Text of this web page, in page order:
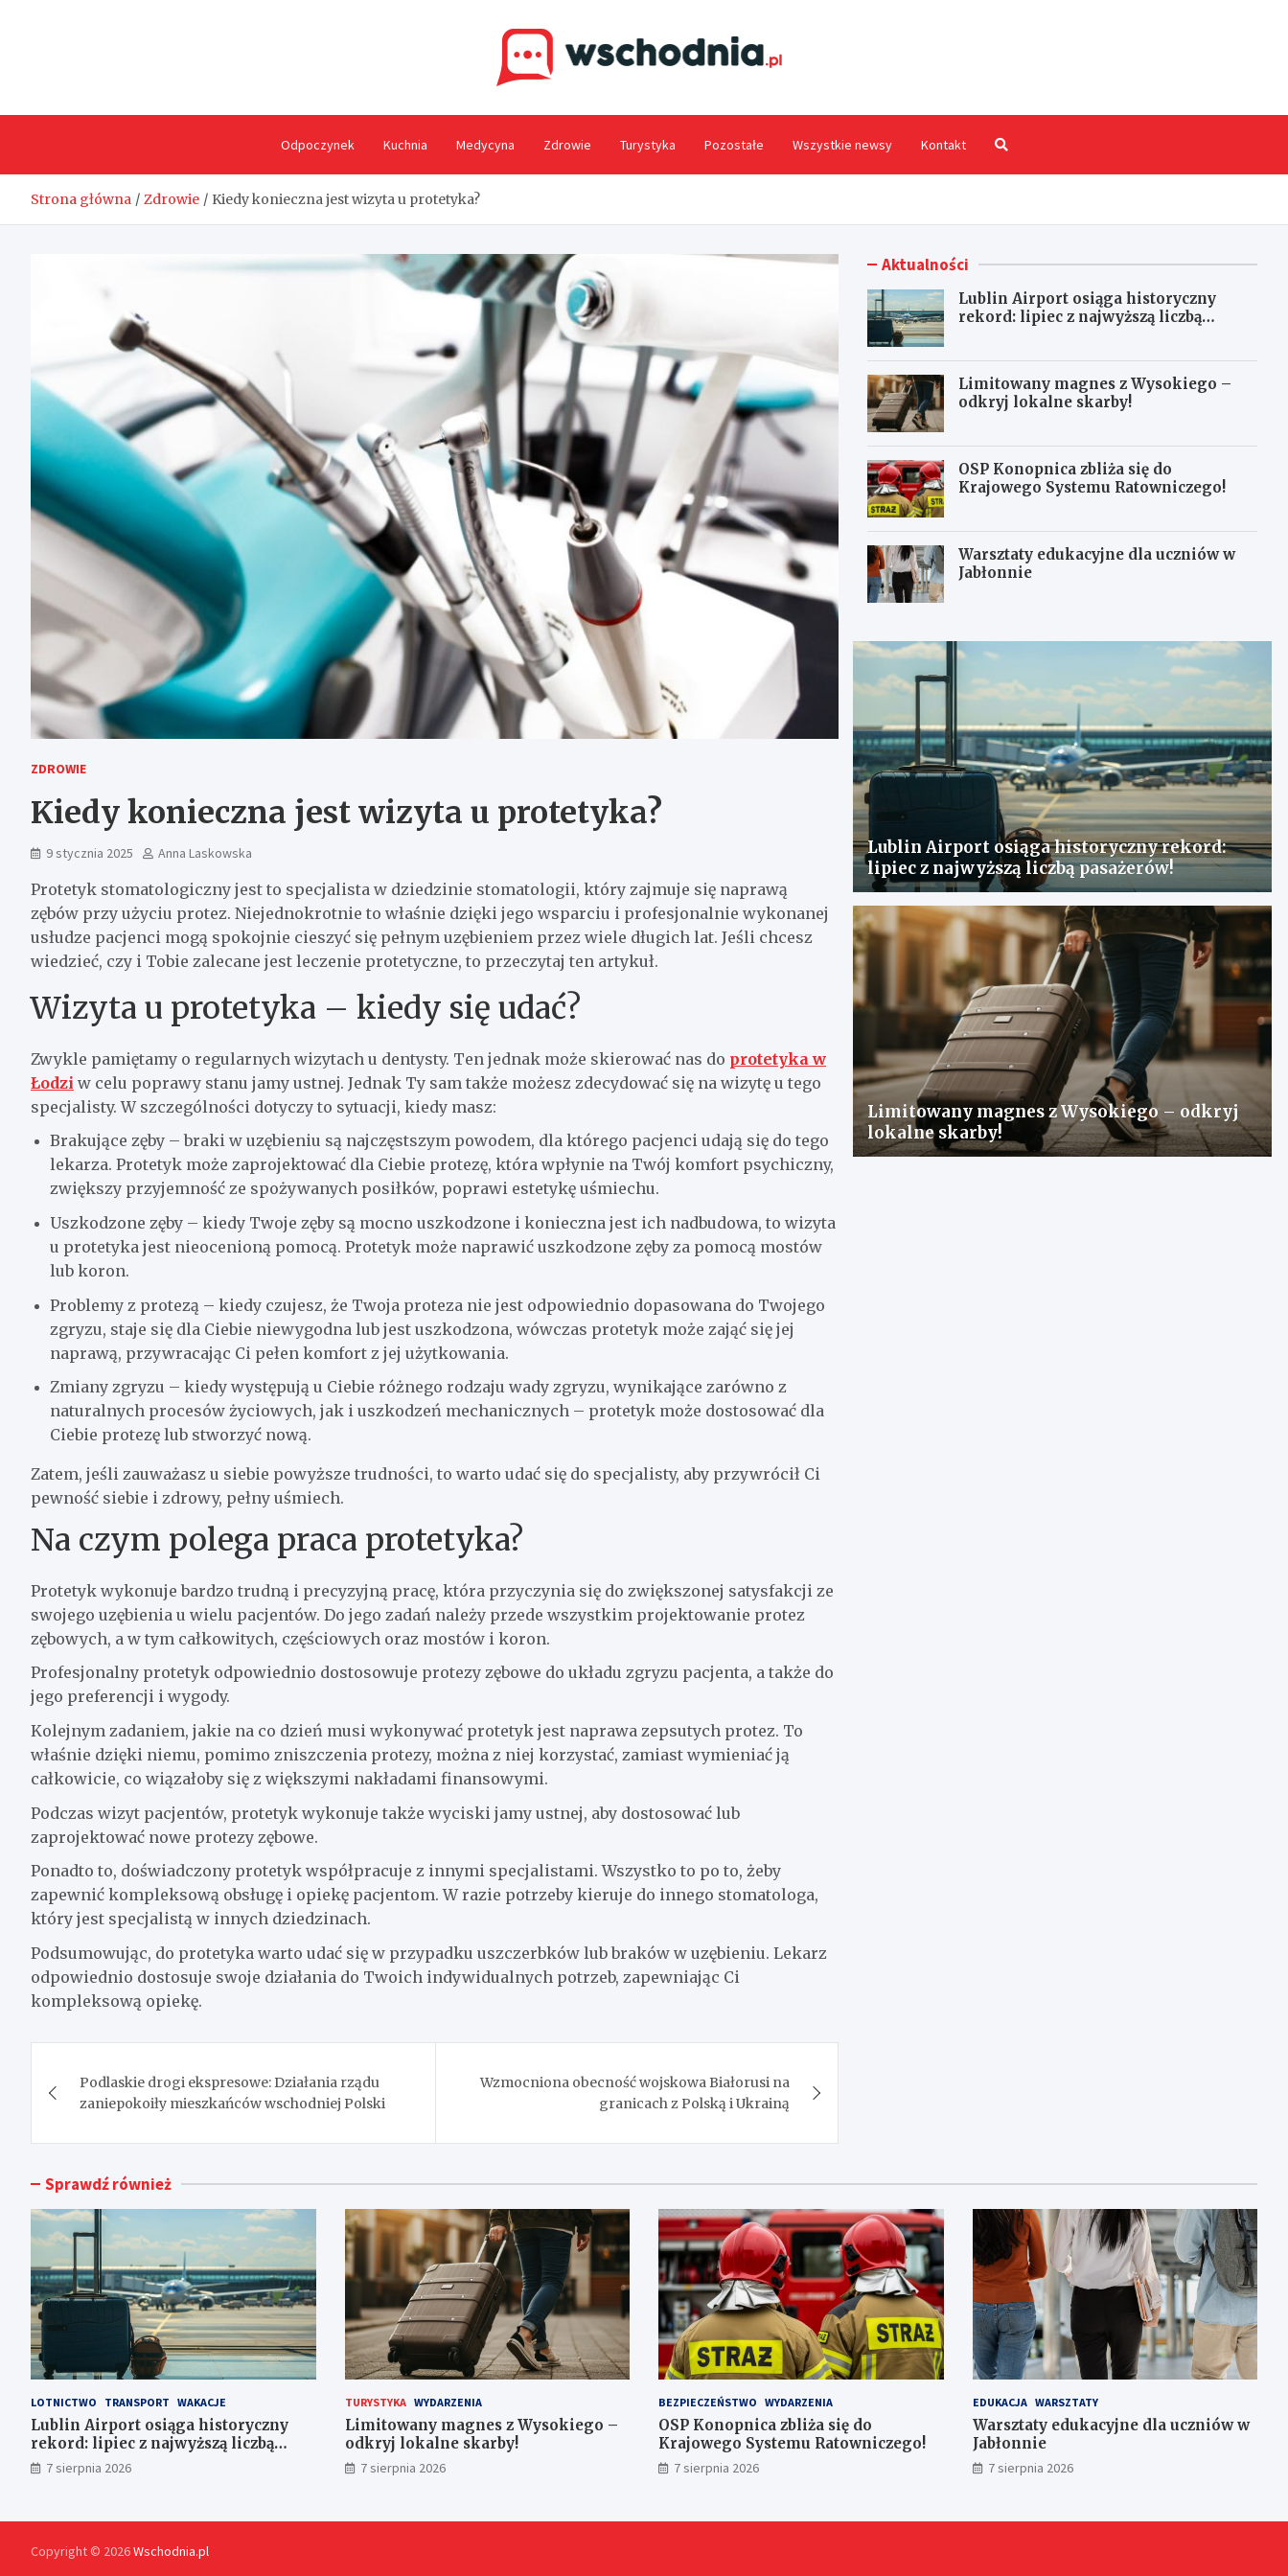
Odpoczynek Kuchnia Medycyna Zdrowie Turystyka Pozostałe Wszystkie newsy Kontakt
Strona główna Zdrowie Kiedy konieczna jest wizyta u protetyka?
ZDROWIE
Kiedy konieczna jest wizyta u protetyka?
9 stycznia 2025 Anna Laskowska
Protetyk stomatologiczny jest to specjalista w dziedzinie stomatologii, który zajmuje się naprawą
zębów przy użyciu protez. Niejednokrotnie to właśnie dzięki jego wsparciu i profesjonalnie wykonanej
usłudze pacjenci mogą spokojnie cieszyć się pełnym uzębieniem przez wiele długich lat. Jeśli chcesz
wiedzieć, czy i Tobie zalecane jest leczenie protetyczne, to przeczytaj ten artykuł.
Wizyta u protetyka – kiedy się udać?
Zwykle pamiętamy o regularnych wizytach u dentysty. Ten jednak może skierować nas do protetyka w
Łodzi w celu poprawy stanu jamy ustnej. Jednak Ty sam także możesz zdecydować się na wizytę u tego
specjalisty. W szczególności dotyczy to sytuacji, kiedy masz:
Brakujące zęby – braki w uzębieniu są najczęstszym powodem, dla którego pacjenci udają się do tego
lekarza. Protetyk może zaprojektować dla Ciebie protezę, która wpłynie na Twój komfort psychiczny,
zwiększy przyjemność ze spożywanych posiłków, poprawi estetykę uśmiechu.
Uszkodzone zęby – kiedy Twoje zęby są mocno uszkodzone i konieczna jest ich nadbudowa, to wizyta
u protetyka jest nieocenioną pomocą. Protetyk może naprawić uszkodzone zęby za pomocą mostów
lub koron.
Problemy z protezą – kiedy czujesz, że Twoja proteza nie jest odpowiednio dopasowana do Twojego
zgryzu, staje się dla Ciebie niewygodna lub jest uszkodzona, wówczas protetyk może zająć się jej
naprawą, przywracając Ci pełen komfort z jej użytkowania.
Zmiany zgryzu – kiedy występują u Ciebie różnego rodzaju wady zgryzu, wynikające zarówno z
naturalnych procesów życiowych, jak i uszkodzeń mechanicznych – protetyk może dostosować dla
Ciebie protezę lub stworzyć nową.
Zatem, jeśli zauważasz u siebie powyższe trudności, to warto udać się do specjalisty, aby przywrócił Ci
pewność siebie i zdrowy, pełny uśmiech.
Na czym polega praca protetyka?
Protetyk wykonuje bardzo trudną i precyzyjną pracę, która przyczynia się do zwiększonej satysfakcji ze
swojego uzębienia u wielu pacjentów. Do jego zadań należy przede wszystkim projektowanie protez
zębowych, a w tym całkowitych, częściowych oraz mostów i koron.
Profesjonalny protetyk odpowiednio dostosowuje protezy zębowe do układu zgryzu pacjenta, a także do
jego preferencji i wygody.
Kolejnym zadaniem, jakie na co dzień musi wykonywać protetyk jest naprawa zepsutych protez. To
właśnie dzięki niemu, pomimo zniszczenia protezy, można z niej korzystać, zamiast wymieniać ją
całkowicie, co wiązałoby się z większymi nakładami finansowymi.
Podczas wizyt pacjentów, protetyk wykonuje także wyciski jamy ustnej, aby dostosować lub
zaprojektować nowe protezy zębowe.
Ponadto to, doświadczony protetyk współpracuje z innymi specjalistami. Wszystko to po to, żeby
zapewnić kompleksową obsługę i opiekę pacjentom. W razie potrzeby kieruje do innego stomatologa,
który jest specjalistą w innych dziedzinach.
Podsumowując, do protetyka warto udać się w przypadku uszczerbków lub braków w uzębieniu. Lekarz
odpowiednio dostosuje swoje działania do Twoich indywidualnych potrzeb, zapewniając Ci
kompleksową opiekę.
wpisu
Podlaskie drogi ekspresowe: Działania rządu
zaniepokoiły mieszkańców wschodniej Polski
Wzmocniona obecność wojskowa Białorusi na
granicach z Polską i Ukrainą
Aktualności
Lublin Airport osiąga historyczny
rekord: lipiec z najwyższą liczbą
Limitowany magnes z Wysokiego –
odkryj lokalne skarby!
OSP Konopnica zbliża się do
Krajowego Systemu Ratowniczego!
Warsztaty edukacyjne dla uczniów w
Jabłonnie
Lublin Airport osiąga historyczny rekord:
lipiec z najwyższą liczbą pasażerów!
Limitowany magnes z Wysokiego – odkryj
lokalne skarby!
Sprawdź również
LOTNICTWO TRANSPORT WAKACJE
Lublin Airport osiąga historyczny
rekord: lipiec z najwyższą liczbą
pasażerów!
7 sierpnia 2026
TURYSTYKA WYDARZENIA
Limitowany magnes z Wysokiego –
odkryj lokalne skarby!
7 sierpnia 2026
BEZPIECZEŃSTWO WYDARZENIA
OSP Konopnica zbliża się do
Krajowego Systemu Ratowniczego!
7 sierpnia 2026
EDUKACJA WARSZTATY
Warsztaty edukacyjne dla uczniów w
Jabłonnie
7 sierpnia 2026
Copyright © 2026Wschodnia.pl